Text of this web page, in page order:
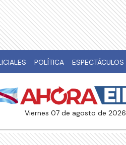
POLÍTICA ESPECTÁCULOS
viernes 07 de agosto de 2026